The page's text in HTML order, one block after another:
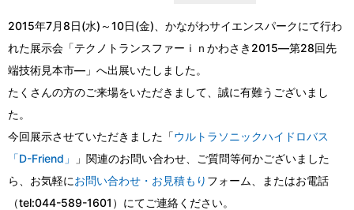
2015年7月8日(水)～10日(金)、かながわサイエンスパークにて行わ
れた展示会「テクノトランスファーｉｎかわさき2015―第28回先
端技術見本市―」へ出展いたしました。
たくさんの方のご来場をいただきまして、誠に有難うございまし
た。
今回展示させていただきました「ウルトラソニックハイドロバス
「D-Friend」
」関連のお問い合わせ、ご質問等何かございました
ら、お気軽にお問い合わせ・ お見積もり フォーム、またはお電話
（tel:044-589-1601）にてご連絡ください。